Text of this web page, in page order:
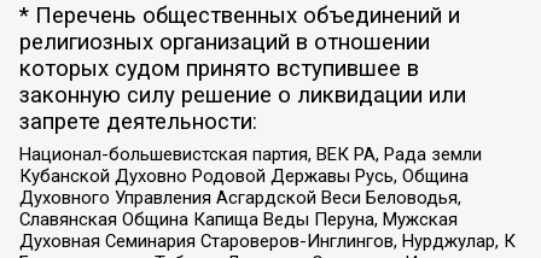
* Перечень общественных объединений и
религиозных организаций в отношении
которых судом принято вступившее в
законную силу решение о ликвидации или
запрете деятельности:
Национал-большевистская партия, ВЕК РА, Рада земли
Кубанской Духовно Родовой Державы Русь, Община
Духовного Управления Асгардской Веси Беловодья,
Славянская Община Капища Веды Перуна, Мужская
Духовная Семинария Староверов-Инглингов, Нурджулар, К